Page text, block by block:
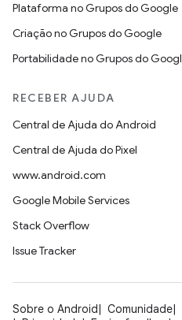
Plataforma no Grupos do Google
Criação no Grupos do Google
Portabilidade no Grupos do
RECEBER AJUDA
Central de Ajuda do Android
Central de Ajuda do Pixel
www.android.com
Google Mobile Services
Stack Overflow
Issue Tracker
Sobre o Android Comunidade